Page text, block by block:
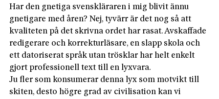
Har den gnetiga svenskläraren i mig blivit ännu
gnetigare med åren? Nej, tyvärr är det nog så att
kvaliteten på det skrivna ordet har rasat. Avskaffade
redigerare och korrekturläsare, en slapp skola och
ett datoriserat språk utan trösklar har helt enkelt
gjort professionell text till en lyxvara.
Ju fler som konsumerar denna lyx som motvikt till
skiten, desto högre grad av civilisation kan vi